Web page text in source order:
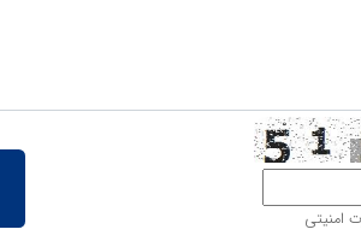
امنیتی